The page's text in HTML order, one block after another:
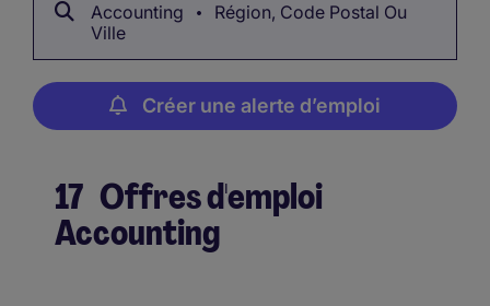
Accounting
Région, Code Postal Ou
Ville
Créer une alerte d’emploi
17 Offres d'emploi
Accounting